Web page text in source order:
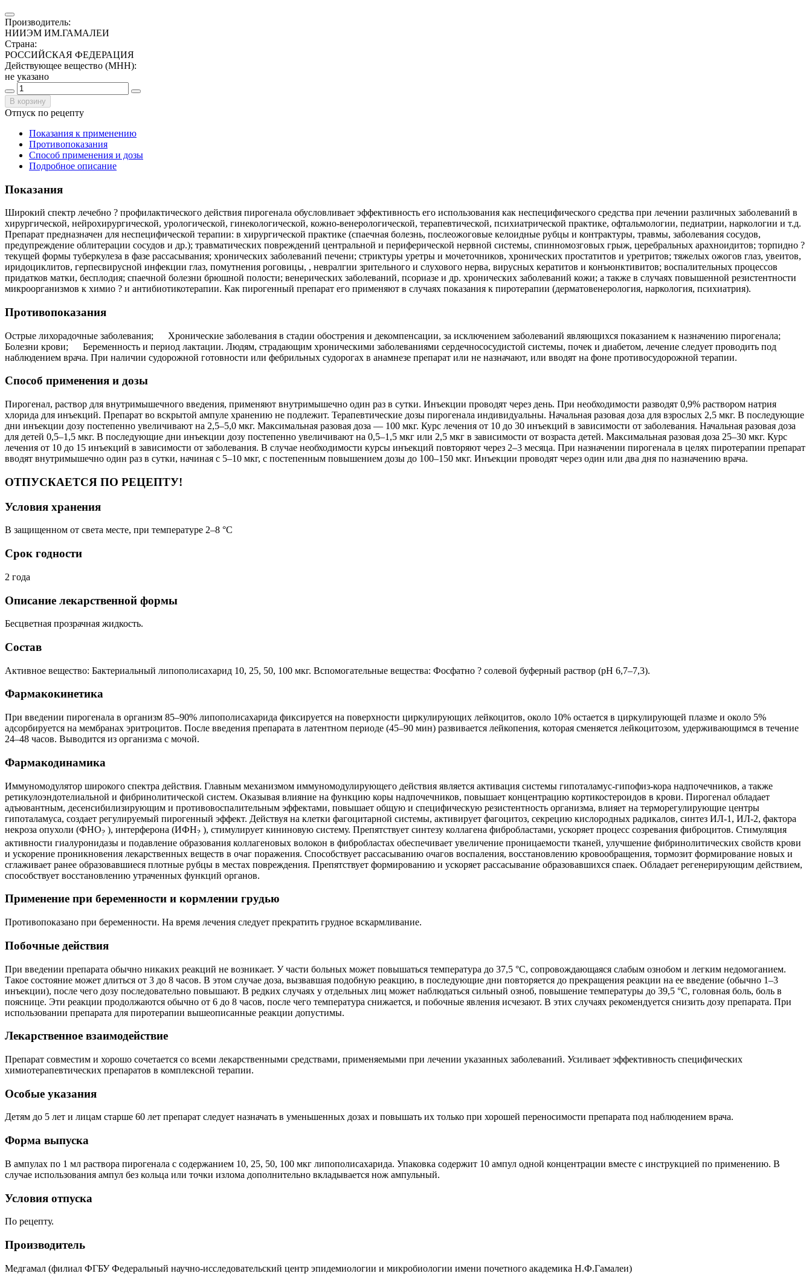
Производитель:
НИИЭМ ИМ.ГАМАЛЕИ
Страна:
РОССИЙСКАЯ ФЕДЕРАЦИЯ
Действующее вещество (МНН):
не указано
В корзину
Отпуск по рецепту
Показания к применению
Противопоказания
Способ применения и дозы
Подробное описание
Показания
Широкий спектр лечебно ? профилактического действия пирогенала обусловливает эффективность его использования как неспецифического средства при лечении различных заболеваний в
хирургической, нейрохирургической, урологической, гинекологической, кожно-венерологической, терапевтической, психиатрической практике, офтальмологии, педиатрии, наркологии и т.д.
Препарат предназначен для неспецифической терапии: в хирургической практике (спаечная болезнь, послеожоговые келоидные рубцы и контрактуры, травмы, заболевания сосудов,
предупреждение облитерации сосудов и др.); травматических повреждений центральной и периферической нервной системы, спинномозговых грыж, церебральных арахноидитов; торпидно ?
текущей формы туберкулеза в фазе рассасывания; хронических заболеваний печени; стриктуры уретры и мочеточников, хронических простатитов и уретритов; тяжелых ожогов глаз, увеитов,
иридоциклитов, герпесвирусной инфекции глаз, помутнения роговицы, , невралгии зрительного и слухового нерва, вирусных кератитов и конъюнктивитов; воспалительных процессов
придатков матки, бесплодия; спаечной болезни брюшной полости; венерических заболеваний, псориазе и др. хронических заболеваний кожи; а также в случаях повышенной резистентности
микроорганизмов к химио ? и антибиотикотерапии. Как пирогенный препарат его применяют в случаях показания к пиротерапии (дерматовенерология, наркология, психиатрия).
Противопоказания
Острые лихорадочные заболевания; Хронические заболевания в стадии обострения и декомпенсации, за исключением заболеваний являющихся показанием к назначению пирогенала;
Болезни крови; Беременность и период лактации. Людям, страдающим хроническими заболеваниями сердечнососудистой системы, почек и диабетом, лечение следует проводить под
наблюдением врача. При наличии судорожной готовности или фебрильных судорогах в анамнезе препарат или не назначают, или вводят на фоне противосудорожной терапии.
Способ применения и дозы
Пирогенал, раствор для внутримышечного введения, применяют внутримышечно один раз в сутки. Инъекции проводят через день. При необходимости разводят 0,9% раствором натрия
хлорида для инъекций. Препарат во вскрытой ампуле хранению не подлежит. Терапевтические дозы пирогенала индивидуальны. Начальная разовая доза для взрослых 2,5 мкг. В последующие
дни инъекции дозу постепенно увеличивают на 2,5–5,0 мкг. Максимальная разовая доза — 100 мкг. Курс лечения от 10 до 30 инъекций в зависимости от заболевания. Начальная разовая доза
для детей 0,5–1,5 мкг. В последующие дни инъекции дозу постепенно увеличивают на 0,5–1,5 мкг или 2,5 мкг в зависимости от возраста детей. Максимальная разовая доза 25–30 мкг. Курс
лечения от 10 до 15 инъекций в зависимости от заболевания. В случае необходимости курсы инъекций повторяют через 2–3 месяца. При назначении пирогенала в целях пиротерапии препарат
вводят внутримышечно один раз в сутки, начиная с 5–10 мкг, с постепенным повышением дозы до 100–150 мкг. Инъекции проводят через один или два дня по назначению врача.
ОТПУСКАЕТСЯ ПО РЕЦЕПТУ!
Условия хранения
В защищенном от света месте, при температуре 2–8 °C
Срок годности
2 года
Описание лекарственной формы
Бесцветная прозрачная жидкость.
Состав
Активное вещество: Бактериальный липополисахарид 10, 25, 50, 100 мкг. Вспомогательные вещества: Фосфатно ? солевой буферный раствор (pH 6,7–7,3).
Фармакокинетика
При введении пирогенала в организм 85–90% липополисахарида фиксируется на поверхности циркулирующих лейкоцитов, около 10% остается в циркулирующей плазме и около 5%
адсорбируется на мембранах эритроцитов. После введения препарата в латентном периоде (45–90 мин) развивается лейкопения, которая сменяется лейкоцитозом, удерживающимся в течение
24–48 часов. Выводится из организма с мочой.
Фармакодинамика
Иммуномодулятор широкого спектра действия. Главным механизмом иммуномодулирующего действия является активация системы гипоталамус-гипофиз-кора надпочечников, а также
ретикулоэндотелиальной и фибринолитической систем. Оказывая влияние на функцию коры надпочечников, повышает концентрацию кортикостероидов в крови. Пирогенал обладает
адъювантным, десенсибилизирующим и противовоспалительным эффектами, повышает общую и специфическую резистентность организма, влияет на терморегулирующие центры
гипоталамуса, создает регулируемый пирогенный эффект. Действуя на клетки фагоцитарной системы, активирует фагоцитоз, секрецию кислородных радикалов, синтез ИЛ-1, ИЛ-2, фактора
некроза опухоли (ФНО? ), интерферона (ИФН? ), стимулирует кининовую систему. Препятствует синтезу коллагена фибробластами, ускоряет процесс созревания фиброцитов. Стимуляция
активности гиалуронидазы и подавление образования коллагеновых волокон в фибробластах обеспечивает увеличение проницаемости тканей, улучшение фибринолитических свойств крови
и ускорение проникновения лекарственных веществ в очаг поражения. Способствует рассасыванию очагов воспаления, восстановлению кровообращения, тормозит формирование новых и
сглаживает ранее образовавшиеся плотные рубцы в местах повреждения. Препятствует формированию и ускоряет рассасывание образовавшихся спаек. Обладает регенерирующим действием,
способствует восстановлению утраченных функций органов.
Применение при беременности и кормлении грудью
Противопоказано при беременности. На время лечения следует прекратить грудное вскармливание.
Побочные действия
При введении препарата обычно никаких реакций не возникает. У части больных может повышаться температура до 37,5 °С, сопровождающаяся слабым ознобом и легким недомоганием.
Такое состояние может длиться от 3 до 8 часов. В этом случае доза, вызвавшая подобную реакцию, в последующие дни повторяется до прекращения реакции на ее введение (обычно 1–3
инъекции), после чего дозу последовательно повышают. В редких случаях у отдельных лиц может наблюдаться сильный озноб, повышение температуры до 39,5 °С, головная боль, боль в
пояснице. Эти реакции продолжаются обычно от 6 до 8 часов, после чего температура снижается, и побочные явления исчезают. В этих случаях рекомендуется снизить дозу препарата. При
использовании препарата для пиротерапии вышеописанные реакции допустимы.
Лекарственное взаимодействие
Препарат совместим и хорошо сочетается со всеми лекарственными средствами, применяемыми при лечении указанных заболеваний. Усиливает эффективность специфических
химиотерапевтических препаратов в комплексной терапии.
Особые указания
Детям до 5 лет и лицам старше 60 лет препарат следует назначать в уменьшенных дозах и повышать их только при хорошей переносимости препарата под наблюдением врача.
Форма выпуска
В ампулах по 1 мл раствора пирогенала с содержанием 10, 25, 50, 100 мкг липополисахарида. Упаковка содержит 10 ампул одной концентрации вместе с инструкцией по применению. В
случае использования ампул без кольца или точки излома дополнительно вкладывается нож ампульный.
Условия отпуска
По рецепту.
Производитель
Медгамал (филиал ФГБУ Федеральный научно-исследовательский центр эпидемиологии и микробиологии имени почетного академика Н.Ф.Гамалеи)